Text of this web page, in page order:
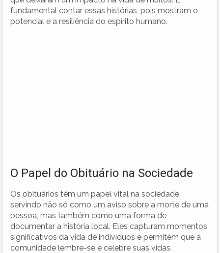
fundamental contar essas histórias, pois mostram o
potencial e a resiliência do espírito humano.
O Papel do Obituário na Sociedade
Os obituários têm um papel vital na sociedade,
servindo não só como um aviso sobre a morte de uma
pessoa, mas também como uma forma de
documentar a história local. Eles capturam momentos
significativos da vida de indivíduos e permitem que a
comunidade lembre-se e celebre suas vidas.